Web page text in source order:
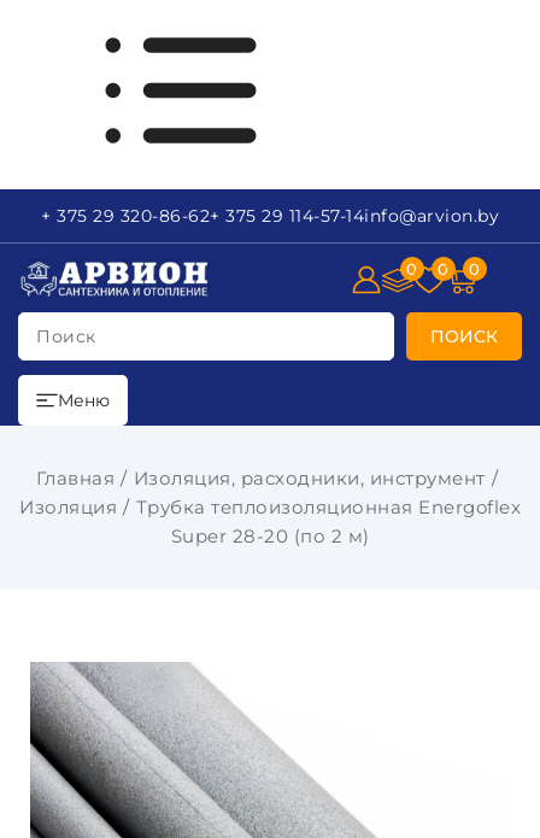
+ 375 29 320-86-62+ 375 29 114-57-14info@arvion.by
Поиск ПОИСК
0 0 0
Меню
Главная
Изоляция, расходники, инструмент
Изоляция
Трубка теплоизоляционная Energoflex
Super 28-20 (по 2 м)